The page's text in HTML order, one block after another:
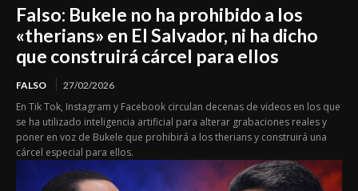
Falso: Bukele no ha prohibido a los
«therians» en El Salvador, ni ha dicho
que construirá cárcel para ellos
FALSO 27/02/2026
En Tik Tok, Instagram y Facebook circulan decenas de videos en los que
se ha utilizado inteligencia artificial para alterar grabaciones reales y
poner en voz de Bukele que prohibirá a los therians y construirá una
cárcel especial para ellos.